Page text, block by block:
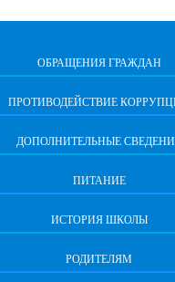
ОБРАЩЕНИЯ ГРАЖДАН
ПРОТИВОДЕЙСТВИЕ
ДОПОЛНИТЕЛЬНЫЕ
ПИТАНИЕ
ИСТОРИЯ ШКОЛЫ
РОДИТЕЛЯМ